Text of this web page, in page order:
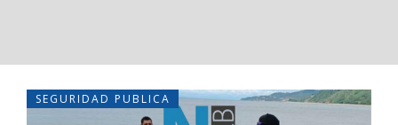
SEGURIDAD PUBLICA